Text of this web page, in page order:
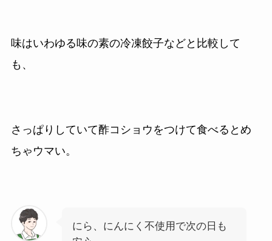
味はいわゆる味の素の冷凍餃子などと比較して
も、
さっぱりしていて酢コショウをつけて食べるとめ
ちゃウマい。
にら、にんにく不使用で次の日も